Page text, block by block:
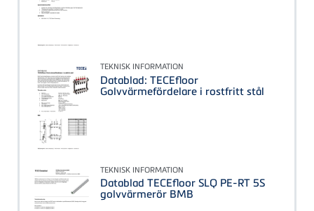
TEKNISK INFORMATION
Datablad: TECEfloor
Golvvärmefördelare i rostfritt stål
TEKNISK INFORMATION
Datablad TECEfloor SLQ PE-RT 5S
golvvärmerör BMB